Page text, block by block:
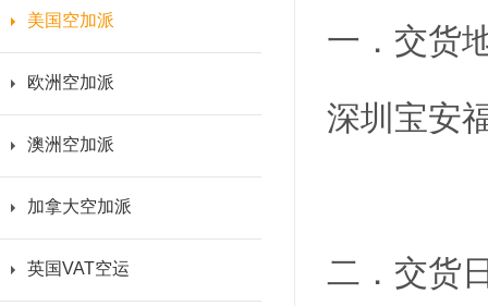
美国空加派
欧洲空加派
澳洲空加派
加拿大空加派
英国VAT空运
一．交货
深圳宝安
二．交货